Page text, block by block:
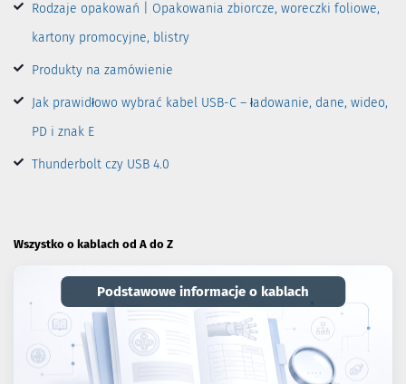
Rodzaje opakowań | Opakowania zbiorcze, woreczki foliowe,
kartony promocyjne, blistry
Produkty na zamówienie
Jak prawidłowo wybrać kabel USB-C – ładowanie, dane, wideo,
PD i znak E
Thunderbolt czy USB 4.0
Wszystko o kablach od A do Z
Podstawowe informacje o kablach